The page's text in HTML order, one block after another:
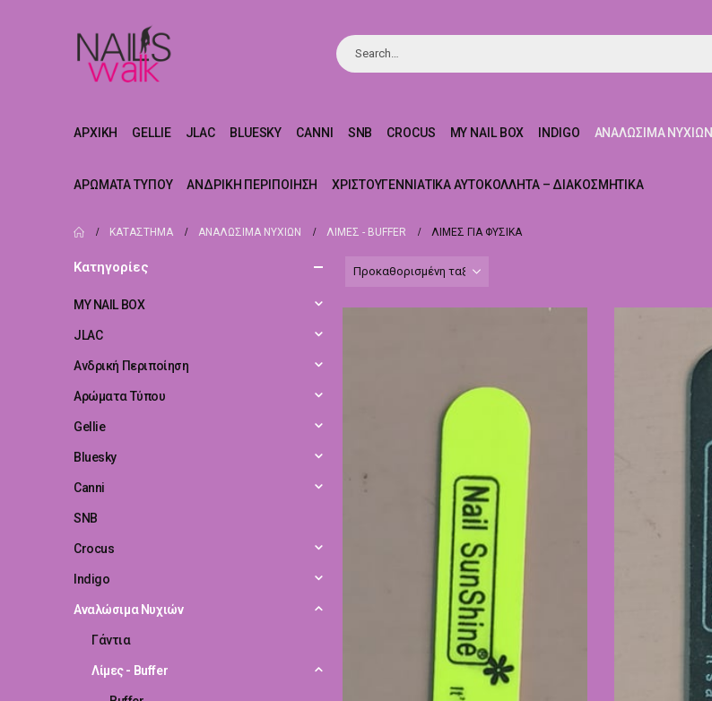
ΑΡΧΙΚΉ GELLIE JLAC BLUESKY CANNI SNB CROCUS MY NAIL BOX INDIGO ΑΝΑΛΏΣΙΜΑ ΝΥΧΙΏΝ
ΑΡΏΜΑΤΑ ΤΎΠΟΥ ΑΝΔΡΙΚΉ ΠΕΡΙΠΟΊΗΣΗ ΧΡΙΣΤΟΥΓΕΝΝΙΆΤΙΚΑ ΑΥΤΟΚΌΛΛΗΤΑ – ΔΙΑΚΟΣΜΗΤΙΚΆ
ΚΑΤΆΣΤΗΜΑ ΑΝΑΛΏΣΙΜΑ ΝΥΧΙΏΝ ΛΊΜΕΣ - BUFFER ΛΊΜΕΣ ΓΙΑ ΦΥΣΙΚΆ
Κατηγορίες
MY NAIL BOX
JLAC
Ανδρική Περιποίηση
Αρώματα Τύπου
Gellie
Bluesky
Canni
SNB
Crocus
Indigo
Αναλώσιμα Νυχιών
Γάντια
Λίμες - Buffer